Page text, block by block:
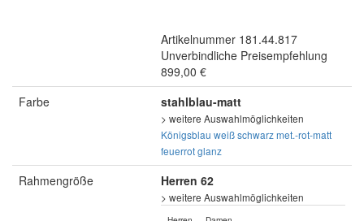
Artikelnummer 181.44.817
Unverbindliche Preisempfehlung
899,00 €
Farbe
stahlblau-matt
> weitere Auswahlmöglichkeiten
Königsblau weißschwarzmet.-rot-matt
feuerrot glanz
Rahmengröße Herren 62
> weitere Auswahlmöglichkeiten